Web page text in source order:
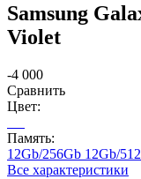
Samsung
Violet
-4 000
Сравнить
Цвет:
Память:
12Gb/256Gb 12Gb/
Все характеристики